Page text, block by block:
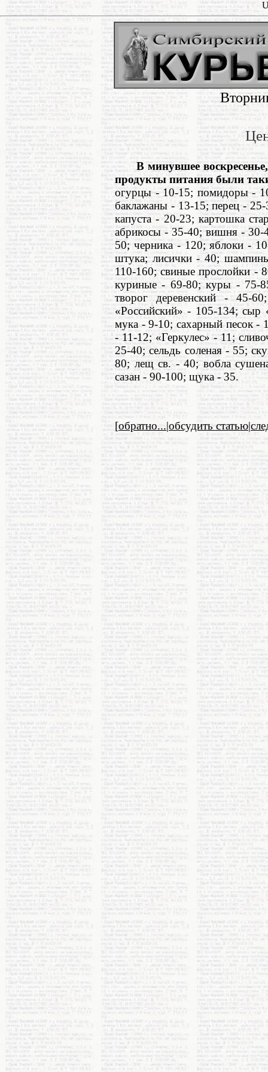
В минувшее воскресенье,
продукты питания были
огурцы - 10-15; помидоры -
баклажаны - 13-15; перец -
капуста - 20-23; картошка
абрикосы - 35-40; вишня -
50; черника - 120; яблоки -
штука; лисички - 40;
110-160; свиные прослойки -
куриные - 69-80; куры - 75-
творог деревенский - 45-
«Российский» - 105-134; сыр
мука - 9-10; сахарный песок -
- 11-12; «Геркулес» - 11;
25-40; сельдь соленая - 55;
80; лещ св. - 40; вобла
сазан - 90-100; щука - 35.
[обратно...|обсудить статью|